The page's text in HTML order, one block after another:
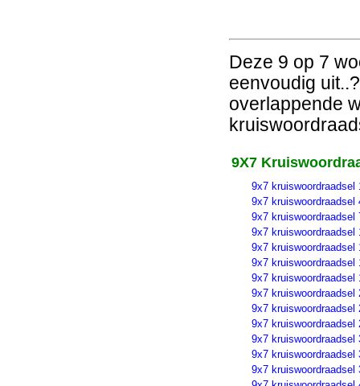
Deze 9 op 7
eenvoudig
overlappende
9X7
9x7 kruiswoordraadsel
9x7 kruiswoordraadsel
9x7 kruiswoordraadsel
9x7 kruiswoordraadsel
9x7 kruiswoordraadsel
9x7 kruiswoordraadsel
9x7 kruiswoordraadsel
9x7 kruiswoordraadsel
9x7 kruiswoordraadsel
9x7 kruiswoordraadsel
9x7 kruiswoordraadsel
9x7 kruiswoordraadsel
9x7 kruiswoordraadsel